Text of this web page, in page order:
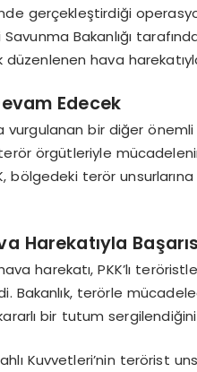
gerçekleştirdiği
Bakanlığı
hava
Edecek
vurgulanan bir diğer
terör örgütleriyle
terör unsurlarına
Harekatıyla
harekatı, PKK’lı
Bakanlık, terörle
bir tutum
Kuvvetleri’nin terörist